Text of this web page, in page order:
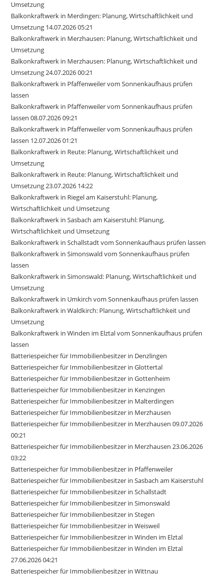
Umsetzung
Balkonkraftwerk in Merdingen: Planung, Wirtschaftlichkeit und
Umsetzung 14.07.2026 05:21
Balkonkraftwerk in Merzhausen: Planung, Wirtschaftlichkeit und
Umsetzung
Balkonkraftwerk in Merzhausen: Planung, Wirtschaftlichkeit und
Umsetzung 24.07.2026 00:21
Balkonkraftwerk in Pfaffenweiler vom Sonnenkaufhaus prüfen
lassen
Balkonkraftwerk in Pfaffenweiler vom Sonnenkaufhaus prüfen
lassen 08.07.2026 09:21
Balkonkraftwerk in Pfaffenweiler vom Sonnenkaufhaus prüfen
lassen 12.07.2026 01:21
Balkonkraftwerk in Reute: Planung, Wirtschaftlichkeit und
Umsetzung
Balkonkraftwerk in Reute: Planung, Wirtschaftlichkeit und
Umsetzung 23.07.2026 14:22
Balkonkraftwerk in Riegel am Kaiserstuhl: Planung,
Wirtschaftlichkeit und Umsetzung
Balkonkraftwerk in Sasbach am Kaiserstuhl: Planung,
Wirtschaftlichkeit und Umsetzung
Balkonkraftwerk in Schallstadt vom Sonnenkaufhaus prüfen lassen
Balkonkraftwerk in Simonswald vom Sonnenkaufhaus prüfen
lassen
Balkonkraftwerk in Simonswald: Planung, Wirtschaftlichkeit und
Umsetzung
Balkonkraftwerk in Umkirch vom Sonnenkaufhaus prüfen lassen
Balkonkraftwerk in Waldkirch: Planung, Wirtschaftlichkeit und
Umsetzung
Balkonkraftwerk in Winden im Elztal vom Sonnenkaufhaus prüfen
lassen
Batteriespeicher für Immobilienbesitzer in Denzlingen
Batteriespeicher für Immobilienbesitzer in Glottertal
Batteriespeicher für Immobilienbesitzer in Gottenheim
Batteriespeicher für Immobilienbesitzer in Kenzingen
Batteriespeicher für Immobilienbesitzer in Malterdingen
Batteriespeicher für Immobilienbesitzer in Merzhausen
Batteriespeicher für Immobilienbesitzer in Merzhausen 09.07.2026
00:21
Batteriespeicher für Immobilienbesitzer in Merzhausen 23.06.2026
03:22
Batteriespeicher für Immobilienbesitzer in Pfaffenweiler
Batteriespeicher für Immobilienbesitzer in Sasbach am Kaiserstuhl
Batteriespeicher für Immobilienbesitzer in Schallstadt
Batteriespeicher für Immobilienbesitzer in Simonswald
Batteriespeicher für Immobilienbesitzer in Stegen
Batteriespeicher für Immobilienbesitzer in Weisweil
Batteriespeicher für Immobilienbesitzer in Winden im Elztal
Batteriespeicher für Immobilienbesitzer in Winden im Elztal
27.06.2026 04:21
Batteriespeicher für Immobilienbesitzer in Wittnau